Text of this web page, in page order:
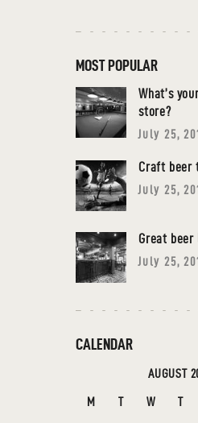
MOST POPULAR
What’s
store?
July 25,
Craft beer
July 25,
Great beer
July 25,
CALENDAR
AUGUST
M T W T